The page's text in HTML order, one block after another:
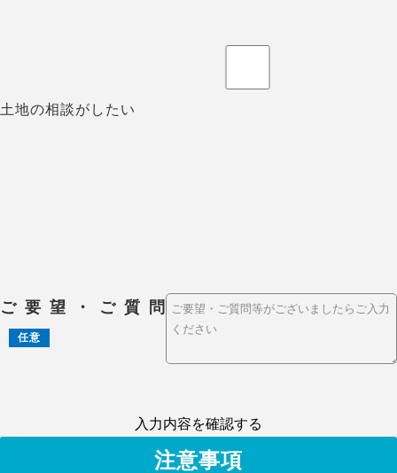
土地の相談がしたい
ご要望・ご質問
任意
入力内容を確認する
注意事項